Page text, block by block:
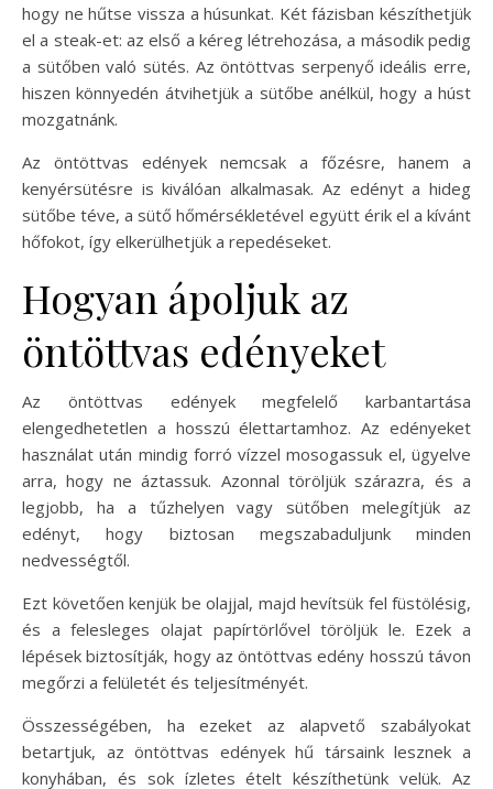
hogy ne hűtse vissza a húsunkat. Két fázisban készíthetjük
el a steak-et: az első a kéreg létrehozása, a második pedig
a sütőben való sütés. Az öntöttvas serpenyő ideális erre,
hiszen könnyedén átvihetjük a sütőbe anélkül, hogy a húst
mozgatnánk.
Az öntöttvas edények nemcsak a főzésre, hanem a
kenyérsütésre is kiválóan alkalmasak. Az edényt a hideg
sütőbe téve, a sütő hőmérsékletével együtt érik el a kívánt
hőfokot, így elkerülhetjük a repedéseket.
Hogyan ápoljuk az
öntöttvas edényeket
Az öntöttvas edények megfelelő karbantartása
elengedhetetlen a hosszú élettartamhoz. Az edényeket
használat után mindig forró vízzel mosogassuk el, ügyelve
arra, hogy ne áztassuk. Azonnal töröljük szárazra, és a
legjobb, ha a tűzhelyen vagy sütőben melegítjük az
edényt, hogy biztosan megszabaduljunk minden
nedvességtől.
Ezt követően kenjük be olajjal, majd hevítsük fel füstölésig,
és a felesleges olajat papírtörlővel töröljük le. Ezek a
lépések biztosítják, hogy az öntöttvas edény hosszú távon
megőrzi a felületét és teljesítményét.
Összességében, ha ezeket az alapvető szabályokat
betartjuk, az öntöttvas edények hű társaink lesznek a
konyhában, és sok ízletes ételt készíthetünk velük. Az